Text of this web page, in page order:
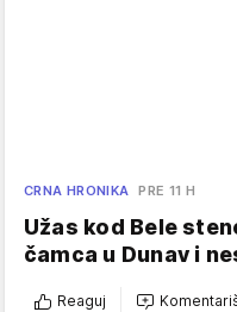
CRNA HRONIKA PRE 11 H
Užas kod Bele
čamca u Dunav i
Reaguj